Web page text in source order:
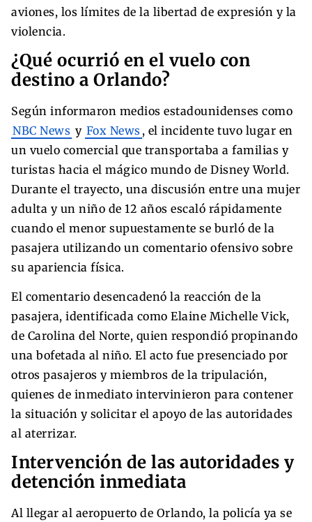
aviones, los límites de la libertad de expresión y la
violencia.
¿Qué ocurrió en el vuelo con
destino a Orlando?
Según informaron medios estadounidenses como
NBC News y Fox News , el incidente tuvo lugar en
un vuelo comercial que transportaba a familias y
turistas hacia el mágico mundo de Disney World.
Durante el trayecto, una discusión entre una mujer
adulta y un niño de 12 años escaló rápidamente
cuando el menor supuestamente se burló de la
pasajera utilizando un comentario ofensivo sobre
su apariencia física.
El comentario desencadenó la reacción de la
pasajera, identificada como Elaine Michelle Vick,
de Carolina del Norte, quien respondió propinando
una bofetada al niño. El acto fue presenciado por
otros pasajeros y miembros de la tripulación,
quienes de inmediato intervinieron para contener
la situación y solicitar el apoyo de las autoridades
al aterrizar.
Intervención de las autoridades y
detención inmediata
Al llegar al aeropuerto de Orlando, la policía ya se